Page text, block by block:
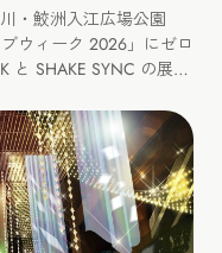
・鮫洲入江広場公園
ウィーク 2026」にゼロ
と SHAKE SYNC の展